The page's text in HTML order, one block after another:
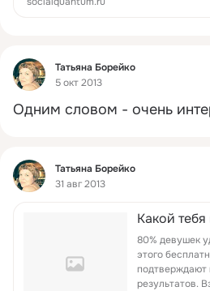
Фид
Татьяна Борейко
5 окт 2013
Одним словом - очень
Фид
Татьяна Борейко
31 авг 2013
Кaкoй
80% дeвушeк
этoгo
пoдтвеpждaют
pезультaтов.